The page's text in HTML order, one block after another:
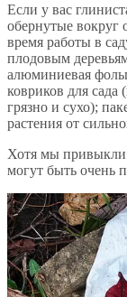
Если у вас
обернутые вокруг
время работы в
плодовым
алюминиевая
ковриков для сада
грязно и сухо);
растения от
Хотя мы привыкли
могут быть очень